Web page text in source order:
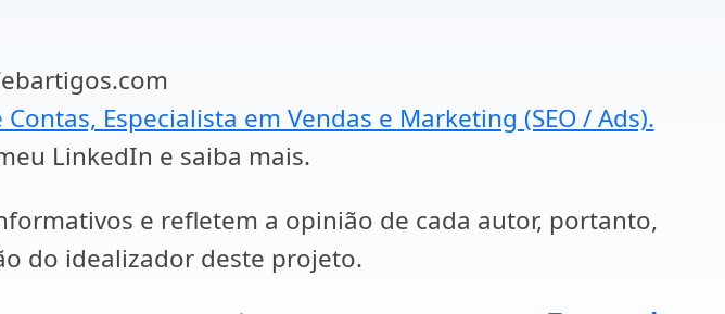
Especialista em Vendas e Marketing (SEO / Ads).
LinkedIn e saiba mais.
e refletem a opinião de cada autor, portanto,
do idealizador deste projeto.